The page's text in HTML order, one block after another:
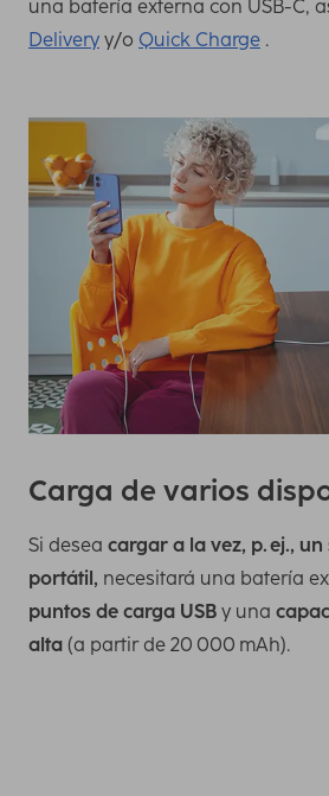
una batería externa con USB-C,
Delivery y/o Quick Charge .
Carga de varios
Si desea cargar a la vez, p. ej.,
portátil, necesitará una batería
puntos de carga USB y una
alta (a partir de 20 000 mAh).